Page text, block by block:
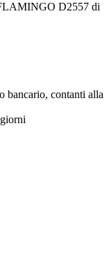
D2557 di
bancario, contanti alla